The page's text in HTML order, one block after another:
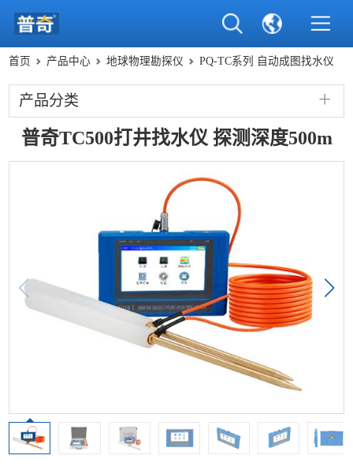
首页 产品中心 地球物理勘探仪 PQ-TC系列 自动成图找水仪
产品分类
普奇TC500打井找水仪 探测深度500m